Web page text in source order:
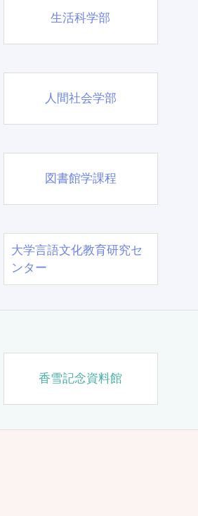
生活科学部
人間社会学部
図書館学課程
大学言語文化教育研究セ
ンター
香雪記念資料館